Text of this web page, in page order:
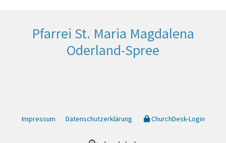
Pfarrei St. Maria Magdalena
Oderland-Spree
Impressum Datenschutzerklärung ChurchDesk-Login